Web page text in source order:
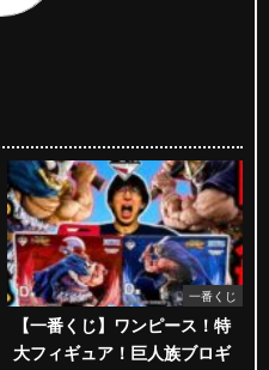
一番くじ
【一番くじ】ワンピース！特
大フィギュア！巨人族ブロギ